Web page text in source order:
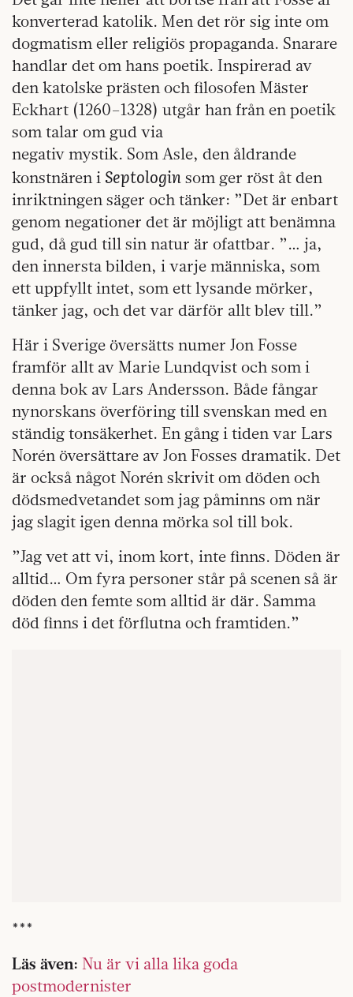
konverterad katolik. Men det rör sig inte om
dogmatism eller religiös propaganda. Snarare
handlar det om hans poetik. Inspirerad av
den katolske prästen och filosofen Mäster
Eckhart (1260–1328) utgår han från en poetik
som talar om gud via
negativ mystik. Som Asle, den åldrande
konstnären i Septologin som ger röst åt den
inriktningen säger och tänker: ”Det är enbart
genom negationer det är möjligt att benämna
gud, då gud till sin natur är ofattbar. ”… ja,
den innersta bilden, i varje människa, som
ett uppfyllt intet, som ett lysande mörker,
tänker jag, och det var därför allt blev till.”
Här i Sverige översätts numer Jon Fosse
framför allt av Marie Lundqvist och som i
denna bok av Lars Andersson. Både fångar
nynorskans överföring till svenskan med en
ständig tonsäkerhet. En gång i tiden var Lars
Norén översättare av Jon Fosses dramatik. Det
är också något Norén skrivit om döden och
dödsmedvetandet som jag påminns om när
jag slagit igen denna mörka sol till bok.
”Jag vet att vi, inom kort, inte finns. Döden är
alltid… Om fyra personer står på scenen så är
döden den femte som alltid är där. Samma
död finns i det förflutna och framtiden.”
***
Läs även: Nu är vi alla lika goda
postmodernister